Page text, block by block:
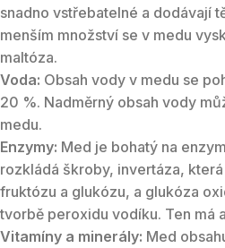
snadno vstřebatelné a dodávají
menším množství se v medu
maltóza.
Voda: Obsah vody v medu se
20 %. Nadměrný obsah vody
medu.
Enzymy: Med je bohatý na
rozkládá škroby, invertáza,
fruktózu a glukózu, a glukóza
tvorbě peroxidu vodíku. Ten má
Vitamíny a minerály: Med